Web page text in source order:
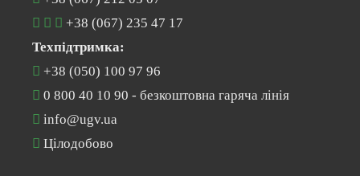
+38 (067) 235 47 17
Техпідтримка:
+38 (050) 100 97 96
0 800 40 10 90 - безкоштовна гаряча лінія
info@ugv.ua
Цілодобово